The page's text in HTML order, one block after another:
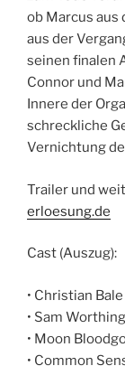
ob Marcus
aus der
seinen finalen
Connor und
Innere der
schreckliche
Vernichtung
Trailer und
erloesung.de
Cast (Auszug):
• Christian
• Sam
• Moon
• Common